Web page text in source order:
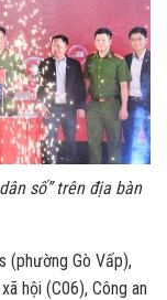
số” trên địa bàn
(phường Gò Vấp),
hội (C06), Công an